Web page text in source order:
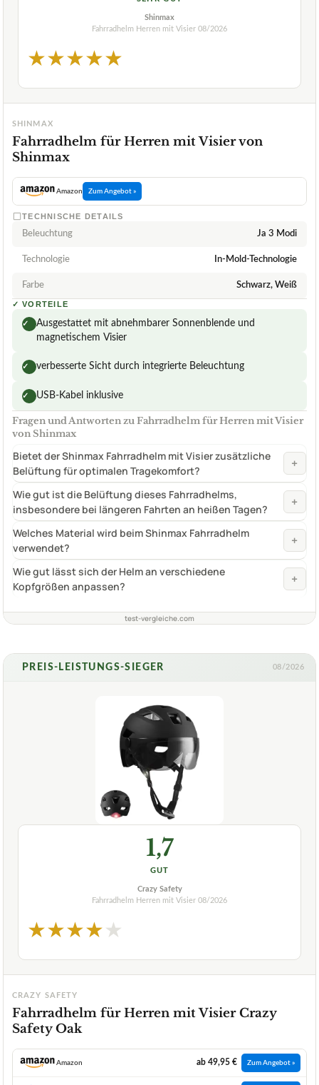
Shinmax
Fahrradhelm Herren mit Visier 08/2026
★★★★★
SHINMAX
Fahrradhelm für Herren mit Visier von
Shinmax
Amazon Zum Angebot »
TECHNISCHE DETAILS
Beleuchtung Ja 3 Modi
Technologie In-Mold-Technologie
Farbe Schwarz, Weiß
✓ VORTEILE
✓
Ausgestattet mit abnehmbarer Sonnenblende und
magnetischem Visier
✓ verbesserte Sicht durch integrierte Beleuchtung
✓ USB-Kabel inklusive
Fragen und Antworten zu Fahrradhelm für Herren mit Visier
von Shinmax
Bietet der Shinmax Fahrradhelm mit Visier zusätzliche
Belüftung für optimalen Tragekomfort?
+
Wie gut ist die Belüftung dieses Fahrradhelms,
insbesondere bei längeren Fahrten an heißen Tagen?
+
Welches Material wird beim Shinmax Fahrradhelm
verwendet?
+
Wie gut lässt sich der Helm an verschiedene
Kopfgrößen anpassen?
+
test-vergleiche.com
PREIS-LEISTUNGS-SIEGER 08/2026
1,7
GUT
Crazy Safety
Fahrradhelm Herren mit Visier 08/2026
★★★★★
CRAZY SAFETY
Fahrradhelm für Herren mit Visier Crazy
Safety Oak
Amazon ab 49,95 € Zum Angebot »